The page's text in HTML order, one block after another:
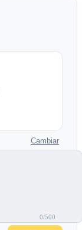
Cambiar
0/500